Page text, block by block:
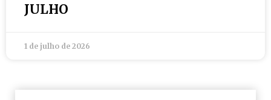
JULHO
1 de julho de 2026